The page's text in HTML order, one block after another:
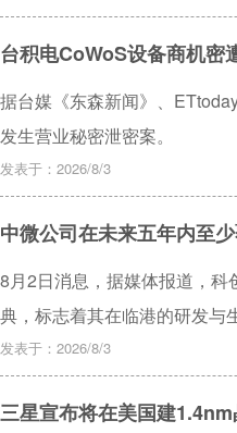
台积电CoWoS设备商机密
据台媒《东森新闻》、
发生营业秘密泄密案。
发表于：2026/8/3
中微公司在未来五年内至
8月2日消息，据媒体报道，
典，标志着其在临港的研发与
发表于：2026/8/3
三星宣布将在美国建